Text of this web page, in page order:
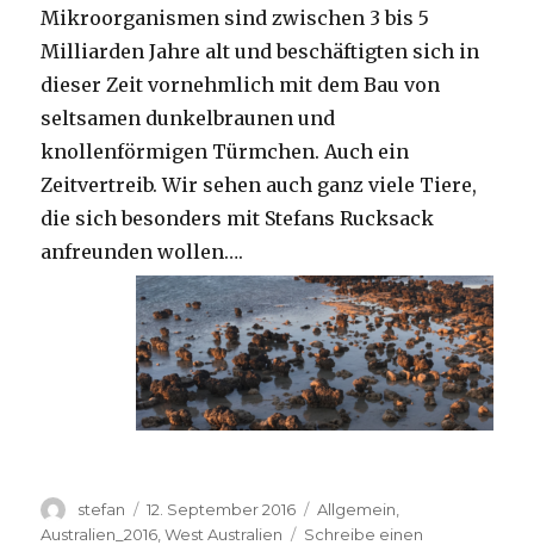
Mikroorganismen sind zwischen 3 bis 5
Milliarden Jahre alt und beschäftigten sich in
dieser Zeit vornehmlich mit dem Bau von
seltsamen dunkelbraunen und
knollenförmigen Türmchen. Auch ein
Zeitvertreib. Wir sehen auch ganz viele Tiere,
die sich besonders mit Stefans Rucksack
anfreunden wollen….
Autor
stefan
Veröffentlicht
am
12. September 2016 Kategorien
Allgemein
Australien_2016 ,West Australien
Schreibe einen